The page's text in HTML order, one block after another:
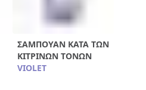
ΣΑΜΠΟΥΆΝ ΚΑΤΆ ΤΩΝ
ΚΊΤΡΙΝΩΝ ΤΌΝΩΝ
VIOLET